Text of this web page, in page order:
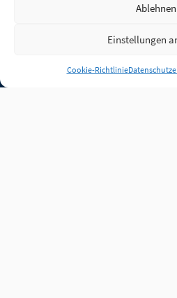
Ablehnen
Einstellungen
Cookie-Richtlinie
Anmelden
Jobs Partner